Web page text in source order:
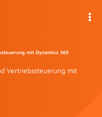
mit Dynamics 365
Vertriebssteuerung mit